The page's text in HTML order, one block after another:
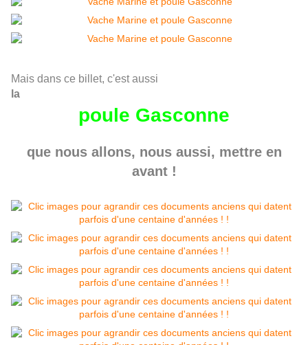
Mais dans ce billet, c'est aussi
la
poule Gasconne
que nous allons, nous aussi, mettre en
avant !